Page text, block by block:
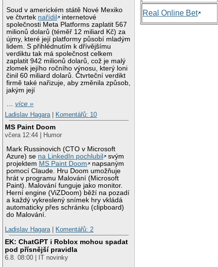
Soud v americkém státě Nové Mexiko
ve čtvrtek nařídil
internetové
společnosti Meta Platforms zaplatit 567
milionů dolarů (téměř 12 miliard Kč) za
újmy, které její platformy působí mladým
lidem. S přihlédnutím k dřívějšímu
verdiktu tak má společnost celkem
zaplatit 942 milionů dolarů, což je malý
zlomek jejího ročního výnosu, který loni
činil 60 miliard dolarů. Čtvrteční verdikt
firmě také nařizuje, aby změnila způsob,
jakým její
…více »
Ladislav Hagara
Komentářů: 10
MS Paint Doom
včera 12:44 | Humor
Mark Russinovich (CTO v Microsoft
Azure) se na LinkedIn pochlubil
svým
projektem MS Paint Doom
napsaným
pomocí Claude. Hru Doom umožňuje
hrát v programu Malování (Microsoft
Paint). Malování funguje jako monitor.
Herní engine (ViZDoom) běží na pozadí
a každý vykreslený snímek hry vkládá
automaticky přes schránku (clipboard)
do Malování.
Ladislav Hagara
Komentářů: 2
EK: ChatGPT i Roblox mohou spadat
pod přísnější pravidla
6.8. 08:00 | IT novinky
Real Online Bet